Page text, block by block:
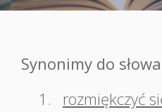
Synonimy do
1.
rozmiękczyć